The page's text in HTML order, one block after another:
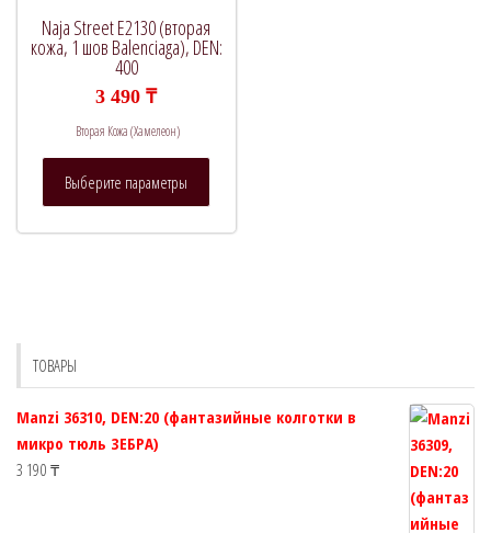
Naja Street E2130 (вторая
кожа, 1 шов Balenciaga), DEN:
400
3 490₸
Вторая Кожа (Хамелеон)
Выберите параметры
товара.
ТОВАРЫ
Manzi 36310, DEN:20 (фантазийные колготки в
микро тюль ЗЕБРА)
3 190 ₸